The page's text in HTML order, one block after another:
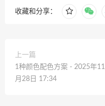
收藏和分享：
上一篇
1种颜色配色方案 - 2025年11
月28日 17:34